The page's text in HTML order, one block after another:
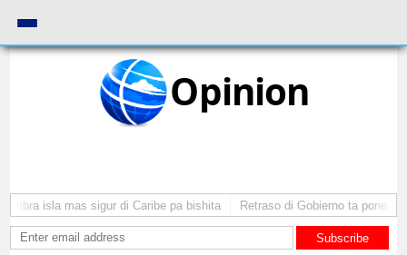
Opinion
isla mas sigur di Caribe pa bishita Retraso di Gobierno ta pone
Subscribe